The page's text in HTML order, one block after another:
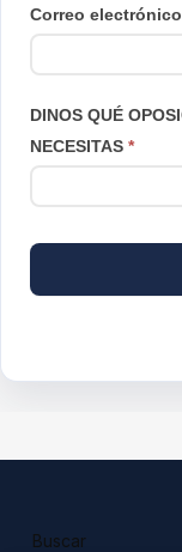
Correo electrónico
DINOS QUÉ
NECESITAS *
Buscar